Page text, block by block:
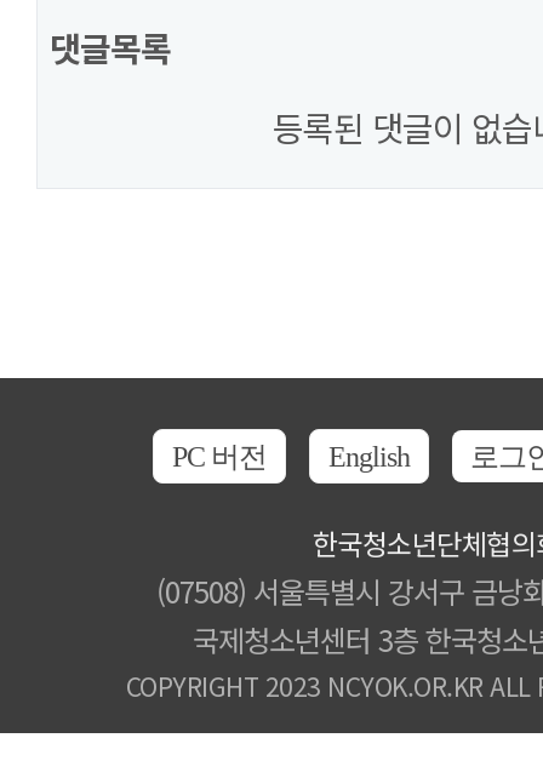
댓글목록
등록된 댓글이 없습
PC 버전 English 로그
한국청소년단체협
(07508) 서울특별시 강서구 금낭
국제청소년센터 3층 한국청소
COPYRIGHT 2023 NCYOK.OR.KR ALL